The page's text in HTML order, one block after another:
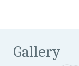
Gallery